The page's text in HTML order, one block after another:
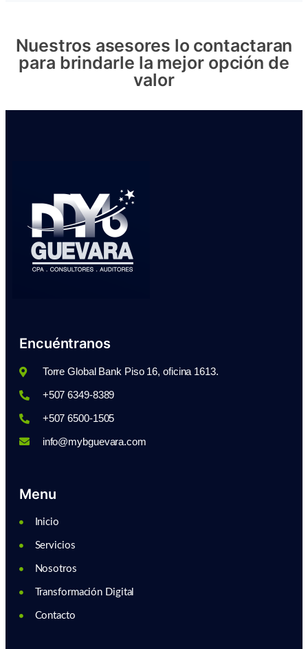
Nuestros asesores lo contactaran
para brindarle la mejor opción de
valor
Encuéntranos
Torre Global Bank Piso 16, oficina 1613.
+507 6349-8389
+507 6500-1505
info@mybguevara.com
Menu
Inicio
Servicios
Nosotros
Transformación Digital
Contacto